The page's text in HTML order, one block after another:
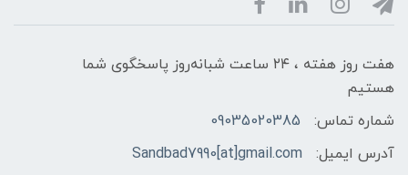
هفت روز هفته ، ۲۴ ساعت شبانه‌روز پاسخگوی شما
هستیم
شماره تماس:
09035020385
آدرس ایمیل:
Sandbad7990[at]gmail.com